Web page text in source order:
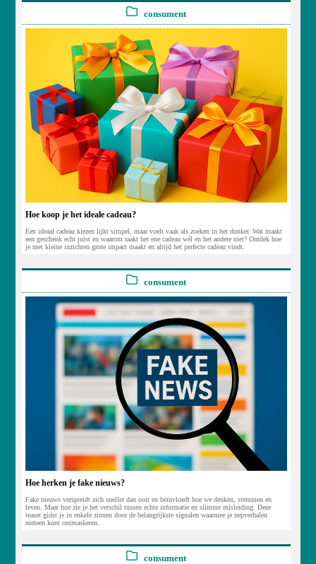
consument
Hoe koop je het ideale cadeau?
Een ideaal cadeau kiezen lijkt simpel, maar voelt vaak als zoeken in het donker. Wat maakt
een geschenk echt juist en waarom raakt het ene cadeau wél en het andere niet? Ontdek hoe
je met kleine inzichten grote impact maakt en altijd het perfecte cadeau vindt.
consument
Hoe herken je fake nieuws?
Fake nieuws verspreidt zich sneller dan ooit en beïnvloedt hoe we denken, stemmen en
leven. Maar hoe zie je het verschil tussen echte informatie en slimme misleiding. Deze
teaser gidst je in enkele zinnen door de belangrijkste signalen waarmee je nepverhalen
meteen kunt ontmaskeren.
consument